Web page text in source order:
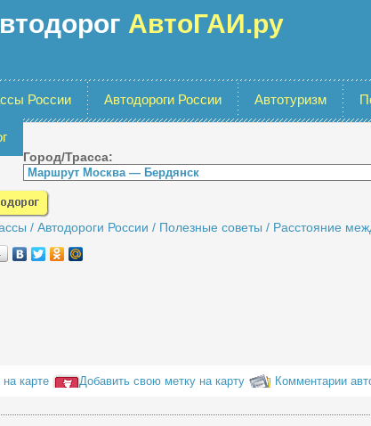
АвтоГАИ.ру
России Автодороги России Автотуризм
Город/Трасса:
/ Автодороги России / Полезные советы / Расстояние
карте Добавить свою метку на карту Комментарии